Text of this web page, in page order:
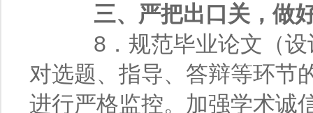
三、严把出口关，做
8．规范毕业论文（设
对选题、指导、答辩等环节
进行严格监控。加强学术诚